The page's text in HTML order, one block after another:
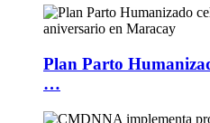
Plan Parto
…